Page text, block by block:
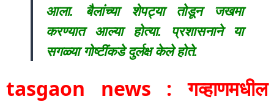
आला. बैलांच्या शेपट्या तोडून जखमा
करण्यात आल्या होत्या. प्रशासनाने या
सगळ्या गोष्टींकडे दुर्लक्ष केले होते.
tasgaon news : गव्हाणमधील